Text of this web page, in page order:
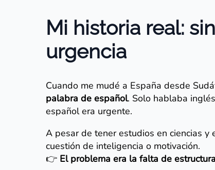
Mi historia real:
urgencia
Cuando me mudé a España desde
palabra de español. Solo hablaba
español era urgente.
A pesar de tener estudios en ciencias y
cuestión de inteligencia o motivación.
👉 El problema era la falta de